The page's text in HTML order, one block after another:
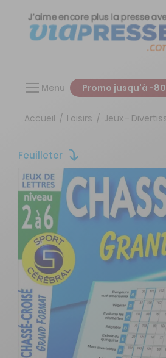
Menu Promo jusqu'à -
Accueil Loisirs Jeux -
Feuilleter